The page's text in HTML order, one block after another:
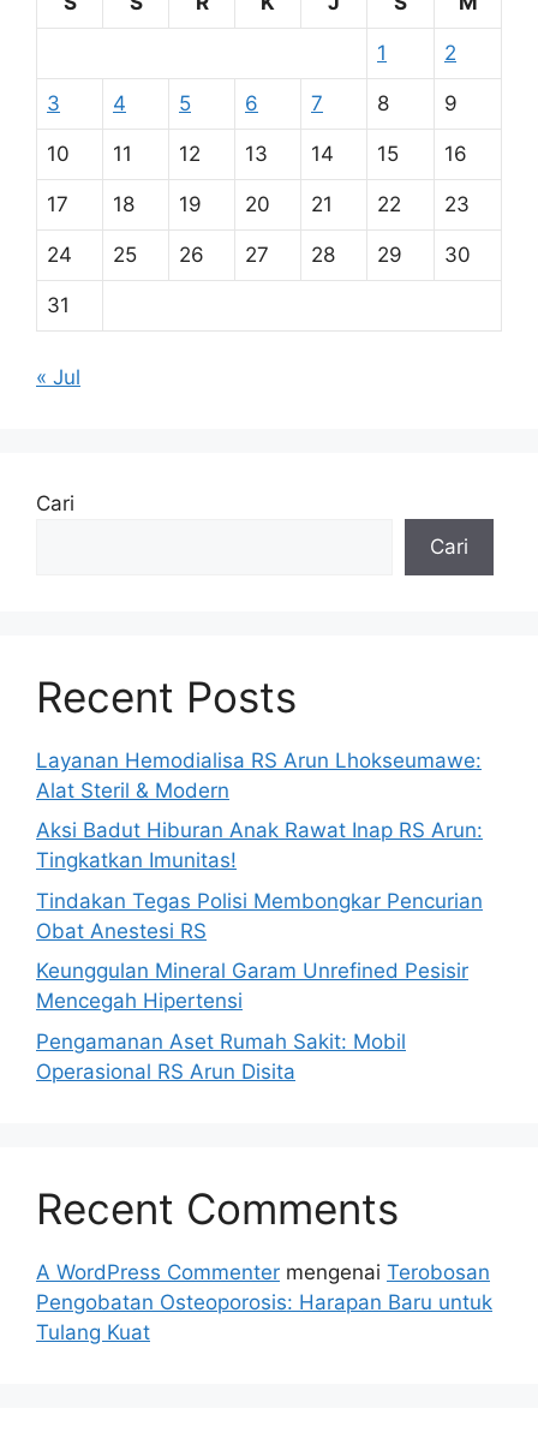
1 2
3 4 5 6 7 8 9
10 11 12 13 14 15 16
17 18 19 20 21 22 23
24 25 26 27 28 29 30
31
« Jul
Cari
Cari
Recent Posts
Layanan Hemodialisa RS Arun Lhokseumawe:
Alat Steril & Modern
Aksi Badut Hiburan Anak Rawat Inap RS Arun:
Tingkatkan Imunitas!
Tindakan Tegas Polisi Membongkar Pencurian
Obat Anestesi RS
Keunggulan Mineral Garam Unrefined Pesisir
Mencegah Hipertensi
Pengamanan Aset Rumah Sakit: Mobil
Operasional RS Arun Disita
Recent Comments
A WordPress Commenter mengenai Terobosan
Pengobatan Osteoporosis: Harapan Baru untuk
Tulang Kuat